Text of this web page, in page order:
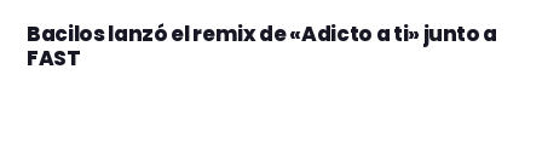
Bacilos lanzó el remix de «Adicto a ti» junto a
FAST